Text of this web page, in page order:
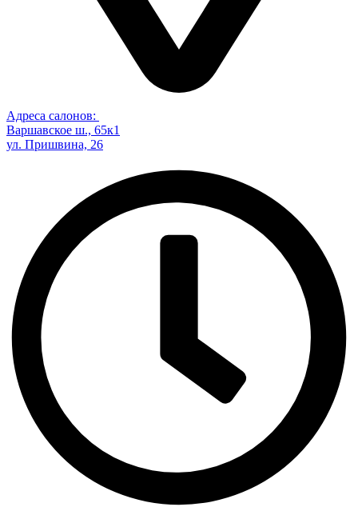
Адреса салонов:
Варшавское ш., 65к1
ул. Пришвина, 26